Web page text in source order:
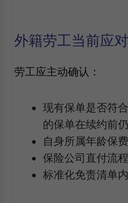
外籍劳工当前应
劳工应主动确认：
现有保单是否符
的保单在续约前
自身所属年龄保
保险公司直付流
标准化免责清单